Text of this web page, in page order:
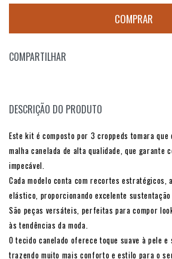
COMPARTILHAR
DESCRIÇÃO DO PRODUTO
Este kit é composto por 3 croppeds tomara
malha canelada de alta qualidade, que garante
impecável.
Cada modelo conta com recortes estratégicos,
elástico, proporcionando excelente sustentação
São peças versáteis, perfeitas para compor
às tendências da moda.
O tecido canelado oferece toque suave à pele e
trazendo muito mais conforto e estilo para o